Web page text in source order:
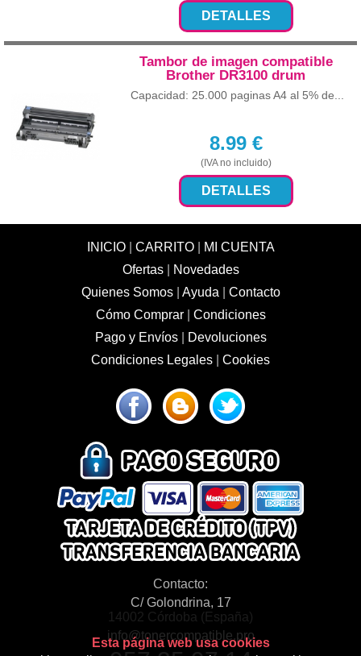
DETALLES
Tambor de imagen compatible
Brother DR3100 drum
Capacidad: 25.000 paginas A4 al 5% de...
8.99€
(IVA no incluido)
DETALLES
INICIO| CARRITO|
MI CUENTA
Ofertas|
Novedades
Quienes Somos| Ayuda
Contacto
Cómo Comprar| Condiciones
Pago y Envíos|
Devoluciones
Condiciones Legales
Cookies
Contacto:
C/ Golondrina, 17
14002 Córdoba (España)
info@tonercompatible.pro
Esta página web usa cookies